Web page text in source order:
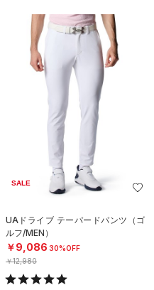
SALE
UAドライブ テーパードパンツ（ゴ
ルフ/MEN）
￥9,086 30%OFF
￥12,980